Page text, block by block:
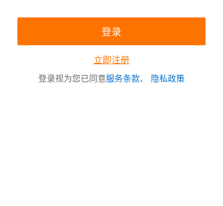
立即注册
登录视为您已同意服务条款、 隐私政策